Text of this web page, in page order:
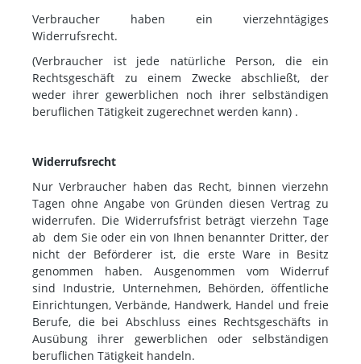
Verbraucher haben ein vierzehntägiges
Widerrufsrecht.
(Verbraucher ist jede natürliche Person, die ein
Rechtsgeschäft zu einem Zwecke abschließt, der
weder ihrer gewerblichen noch ihrer selbständigen
beruflichen Tätigkeit zugerechnet werden kann) .
Widerrufsrecht
Nur Verbraucher haben das Recht, binnen vierzehn
Tagen ohne Angabe von Gründen diesen Vertrag zu
widerrufen. Die Widerrufsfrist beträgt vierzehn Tage
ab dem Sie oder ein von Ihnen benannter Dritter, der
nicht der Beförderer ist, die erste Ware in Besitz
genommen haben. Ausgenommen vom Widerruf
sind Industrie, Unternehmen, Behörden, öffentliche
Einrichtungen, Verbände, Handwerk, Handel und freie
Berufe, die bei Abschluss eines Rechtsgeschäfts in
Ausübung ihrer gewerblichen oder selbständigen
beruflichen Tätigkeit handeln.